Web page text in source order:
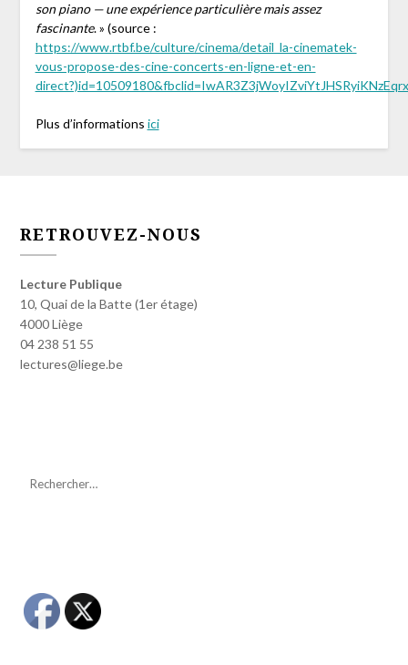
son piano — une expérience particulière mais assez
fascinante. » (source :
https://www.rtbf.be/culture/cinema/detail_la-cinematek-
vous-propose-des-cine-concerts-en-ligne-et-en-
Plus d’informations ici
RETROUVEZ-NOUS
Lecture Publique
10, Quai de la Batte (1er étage)
4000 Liège
04 238 51 55
lectures@liege.be